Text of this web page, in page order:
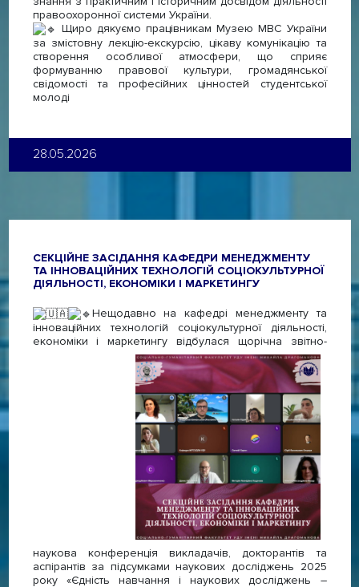
правоохоронної системи України.
Щиро дякуємо працівникам Музею МВС України
за змістовну лекцію-екскурсію, цікаву комунікацію та
створення особливої атмосфери, що сприяє
формуванню правової культури, громадянської
свідомості та професійних цінностей студентської
молоді
28.05.2026
СЕКЦІЙНЕ ЗАСІДАННЯ КАФЕДРИ МЕНЕДЖМЕНТУ
ТА ІННОВАЦІЙНИХ ТЕХНОЛОГІЙ СОЦІОКУЛЬТУРНОЇ
ДІЯЛЬНОСТІ, ЕКОНОМІКИ І МАРКЕТИНГУ
Нещодавно на кафедрі менеджменту та
інноваційних технологій соціокультурної діяльності,
економіки і маркетингу відбулася щорічна звітно-
наукова конференція викладачів, докторантів та
аспірантів за підсумками наукових досліджень 2025
року «Єдність навчання і наукових досліджень –